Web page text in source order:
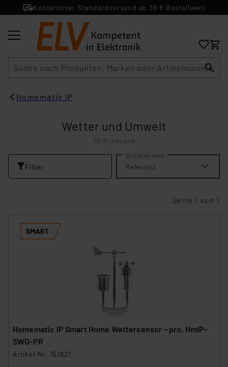
Kostenloser Standardversand ab 39 € Bestellwert
Homematic IP
Wetter und Umwelt
30 Produkte
Filter
Sortieren nach
Relevanz
Seite 1 von 1
Homematic IP Smart Home Wettersensor – pro, HmIP-
SWO-PR
Artikel-Nr. 151821